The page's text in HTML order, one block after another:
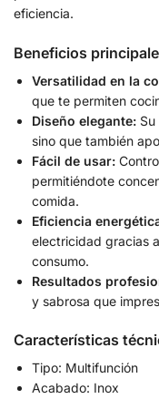
eficiencia.
Beneficios
Versatilidad en la
que te permiten
Diseño elegante:
sino que también
Fácil de usar:
permitiéndote
comida.
Eficiencia
electricidad gracias
consumo.
Resultados
y sabrosa que
Características
Tipo: Multifunción
Acabado: Inox